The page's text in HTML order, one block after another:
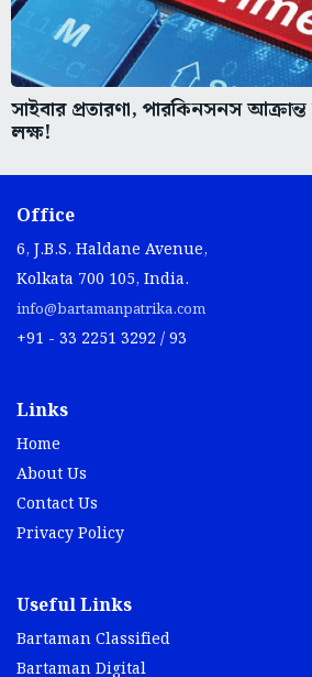
সাইবার প্রতারণা, পারকিনসনস
লক্ষ!
Office
6, J.B.S. Haldane Avenue,
Kolkata 700 105, India.
info@bartamanpatrika.com
+91 - 33 2251 3292 / 93
Links
Home
About Us
Contact Us
Privacy Policy
Useful Links
Bartaman Classified
Bartaman Digital